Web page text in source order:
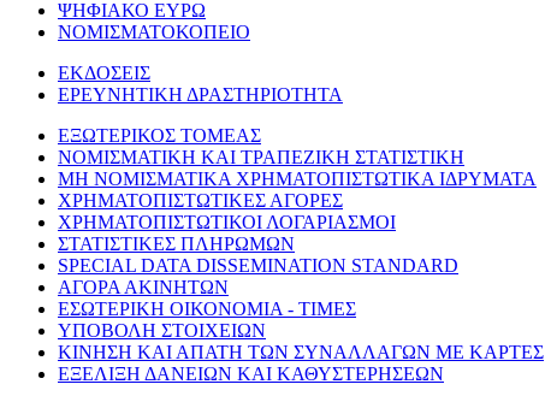
ΨΗΦΙΑΚΟ ΕΥΡΩ
ΝΟΜΙΣΜΑΤΟΚΟΠΕΙΟ
ΕΚΔΟΣΕΙΣ
ΕΡΕΥΝΗΤΙΚΗ ΔΡΑΣΤΗΡΙΟΤΗΤΑ
ΕΞΩΤΕΡΙΚΟΣ ΤΟΜΕΑΣ
ΝΟΜΙΣΜΑΤΙΚΗ ΚΑΙ ΤΡΑΠΕΖΙΚΗ ΣΤΑΤΙΣΤΙΚΗ
ΜΗ ΝΟΜΙΣΜΑΤΙΚΑ ΧΡΗΜΑΤΟΠΙΣΤΩΤΙΚΑ ΙΔΡΥΜΑΤΑ
ΧΡΗΜΑΤΟΠΙΣΤΩΤΙΚΕΣ ΑΓΟΡΕΣ
ΧΡΗΜΑΤΟΠΙΣΤΩΤΙΚΟΙ ΛΟΓΑΡΙΑΣΜΟΙ
ΣΤΑΤΙΣΤΙΚΕΣ ΠΛΗΡΩΜΩΝ
SPECIAL DATA DISSEMINATION STANDARD
ΑΓΟΡΑ ΑΚΙΝΗΤΩΝ
ΕΣΩΤΕΡΙΚΗ ΟΙΚΟΝΟΜΙΑ - ΤΙΜΕΣ
ΥΠΟΒΟΛΗ ΣΤΟΙΧΕΙΩΝ
ΚΙΝΗΣΗ ΚΑΙ ΑΠΑΤΗ ΤΩΝ ΣΥΝΑΛΛΑΓΩΝ ΜΕ ΚΑΡΤΕΣ
ΕΞΕΛΙΞΗ ΔΑΝΕΙΩΝ ΚΑΙ ΚΑΘΥΣΤΕΡΗΣΕΩΝ